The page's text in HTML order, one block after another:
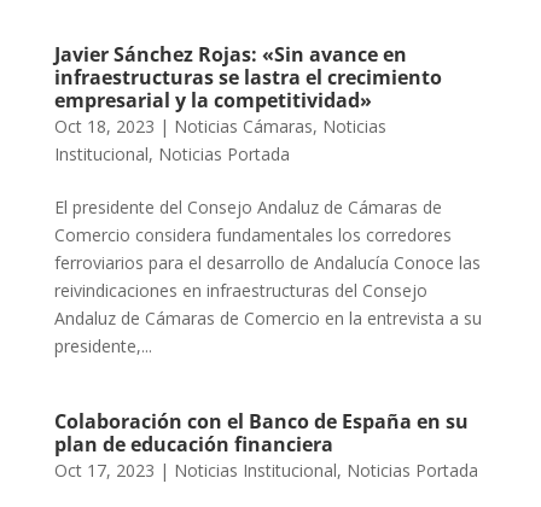
Javier Sánchez Rojas: «Sin avance en
infraestructuras se lastra el crecimiento
empresarial y la competitividad»
Oct 18, 2023 | Noticias Cámaras, Noticias
Institucional, Noticias Portada
El presidente del Consejo Andaluz de Cámaras de
Comercio considera fundamentales los corredores
ferroviarios para el desarrollo de Andalucía Conoce las
reivindicaciones en infraestructuras del Consejo
Andaluz de Cámaras de Comercio en la entrevista a su
presidente,...
Colaboración con el Banco de España en su
plan de educación financiera
Oct 17, 2023 | Noticias Institucional, Noticias Portada